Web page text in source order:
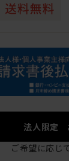
法人限定
ご希望に応じ